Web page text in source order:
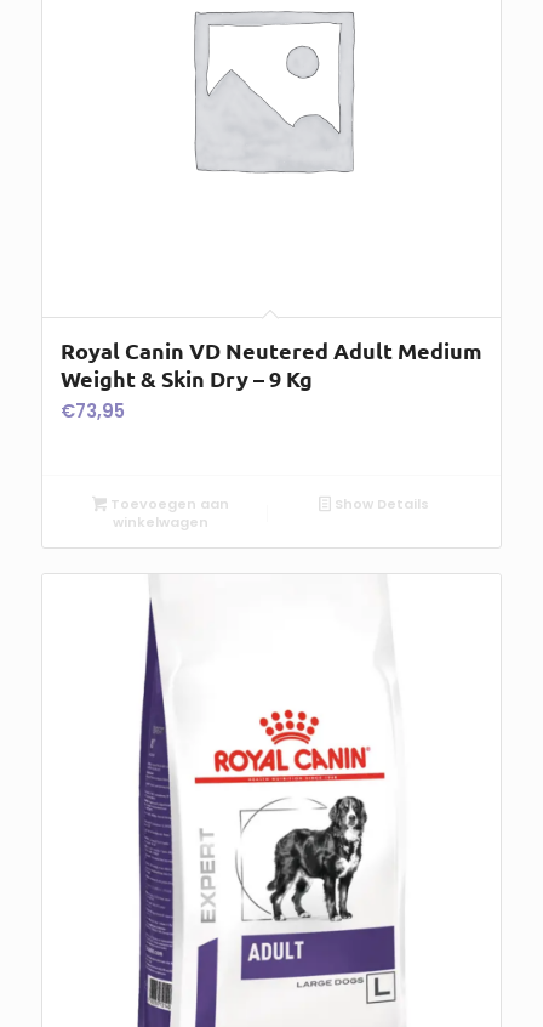
Royal Canin VD Neutered Adult Medium
Weight & Skin Dry – 9 Kg
€73,95
Toevoegen aan
winkelwagen
Show Details